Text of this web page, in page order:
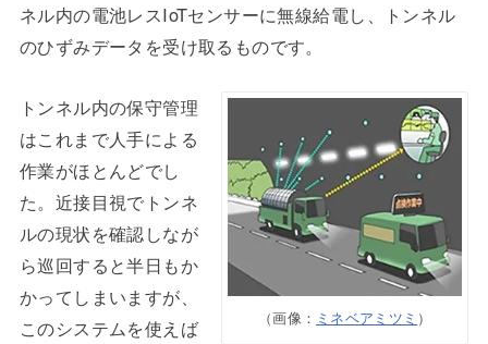
ネル内の電池レスIoTセンサーに無線給電し、トンネル
のひずみデータを受け取るものです。
（画像： ミネベアミツミ ）
トンネル内の保守管理
はこれまで人手による
作業がほとんどでし
た。近接目視でトンネ
ルの現状を確認しなが
ら巡回すると半日もか
かってしまいますが、
このシステムを使えば